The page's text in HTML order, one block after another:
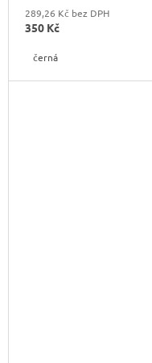
289,26 Kč bez DPH
350 Kč
černá